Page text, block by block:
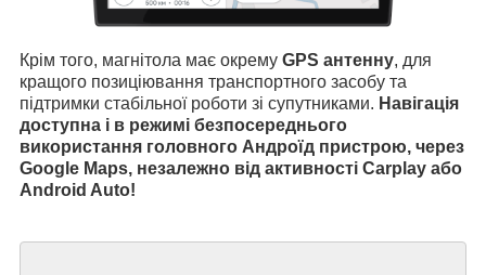
Крім того, магнітола має окрему GPS антенну, для
кращого позиціювання транспортного засобу та
підтримки стабільної роботи зі супутниками. Навігація
доступна і в режимі безпосереднього
використання головного Андроїд пристрою, через
Google Maps, незалежно від активності Carplay або
Android Auto!